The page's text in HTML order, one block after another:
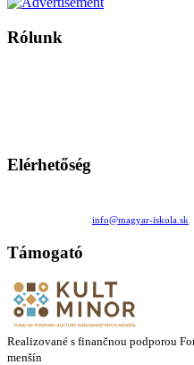
Rólunk
Elérhetőség
info@magyar-iskola.sk
Támogató
Realizované s finančnou podporou
menšín